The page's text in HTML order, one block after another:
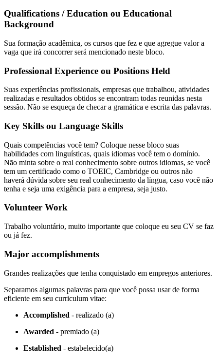
Qualifications / Education ou Educational
Background
Sua formação acadêmica, os cursos que fez e que agregue valor a
vaga que irá concorrer será mencionado neste bloco.
Professional Experience ou Positions Held
Suas experiências profissionais, empresas que trabalhou, atividades
realizadas e resultados obtidos se encontram todas reunidas nesta
sessão. Não se esqueça de checar a gramática e escrita das palavras.
Key Skills ou Language Skills
Quais competências você tem? Coloque nesse bloco suas
habilidades com linguísticas, quais idiomas você tem o domínio.
Não minta sobre o real conhecimento sobre outros idiomas, se você
tem um certificado como o TOEIC, Cambridge ou outros não
haverá dúvida sobre seu real conhecimento da língua, caso você não
tenha e seja uma exigência para a empresa, seja justo.
Volunteer Work
Trabalho voluntário, muito importante que coloque eu seu CV se faz
ou já fez.
Major accomplishments
Grandes realizações que tenha conquistado em empregos anteriores.
Separamos algumas palavras para que você possa usar de forma
eficiente em seu curriculum vitae:
Accomplished - realizado (a)
Awarded - premiado (a)
Established - estabelecido(a)